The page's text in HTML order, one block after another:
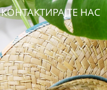
КОНТАКТИРАЈТЕ НАС